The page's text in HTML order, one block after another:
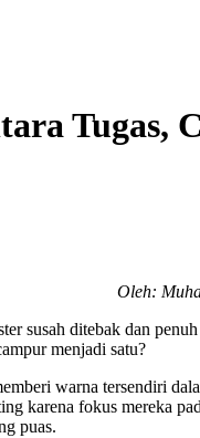
Tugas,
Oleh:
susah ditebak dan
menjadi satu?
warna tersendiri
karena fokus mereka
puas.